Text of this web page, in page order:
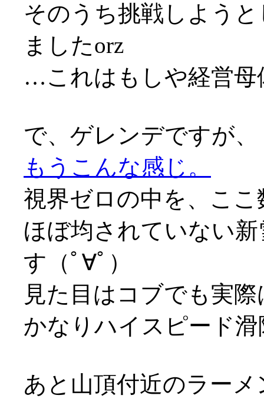
そのうち挑戦しよう
ましたorz
…これはもしや経営母
で、ゲレンデですが、
もうこんな感じ。
視界ゼロの中を、こ
ほぼ均されていない
す（ﾟ∀ﾟ）
見た目はコブでも実
かなりハイスピード
あと山頂付近のラー